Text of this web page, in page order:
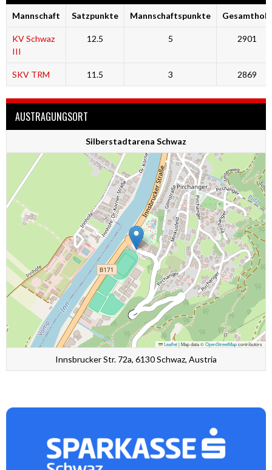
Mannschaft Satzpunkte Mannschaftspunkte Gesamtholz
KV Schwaz
III
12.5 5 2901
SKV TRM 11.5 3 2869
AUSTRAGUNGSORT
Silberstadtarena Schwaz
Leaflet|Map data ©OpenStreetMapcontributors
Innsbrucker Str. 72a, 6130 Schwaz, Austria